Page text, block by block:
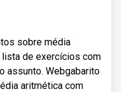
sobre média
de exercícios com
assunto. Webgabarito
aritmética com